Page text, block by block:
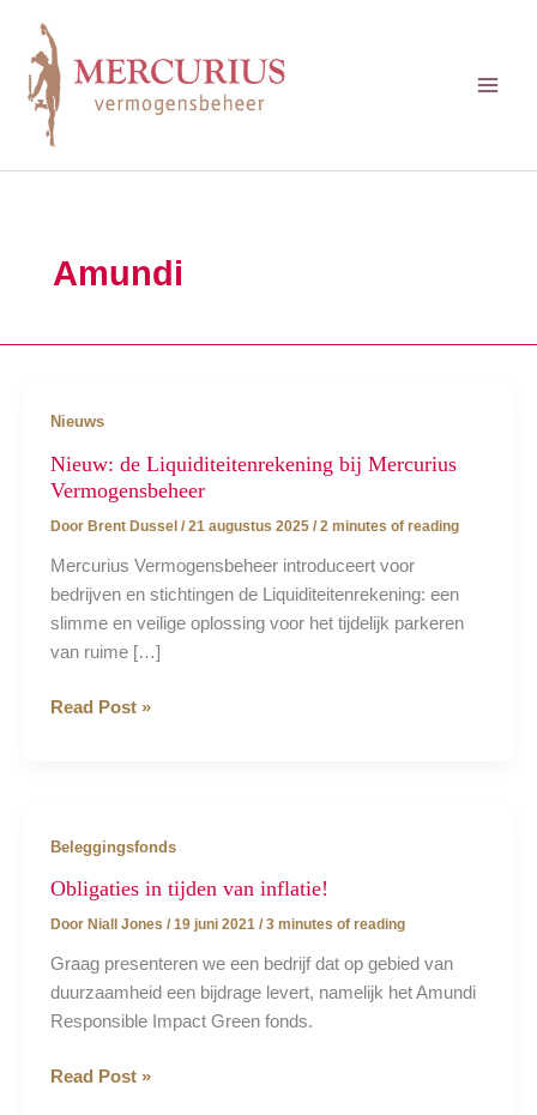
inhoud
Amundi
Nieuws
Nieuw: de Liquiditeitenrekening bij Mercurius
Vermogensbeheer
Door Brent Dussel / 21 augustus 2025 / 2 minutes of reading
Mercurius Vermogensbeheer introduceert voor
bedrijven en stichtingen de Liquiditeitenrekening: een
slimme en veilige oplossing voor het tijdelijk parkeren
van ruime […]
Nieuw:
Vermogensbeheer
Read Post »
Beleggingsfonds
Obligaties in tijden van inflatie!
Door Niall Jones / 19 juni 2021 / 3 minutes of reading
Graag presenteren we een bedrijf dat op gebied van
duurzaamheid een bijdrage levert, namelijk het Amundi
Responsible Impact Green fonds.
Obligaties
Read Post »